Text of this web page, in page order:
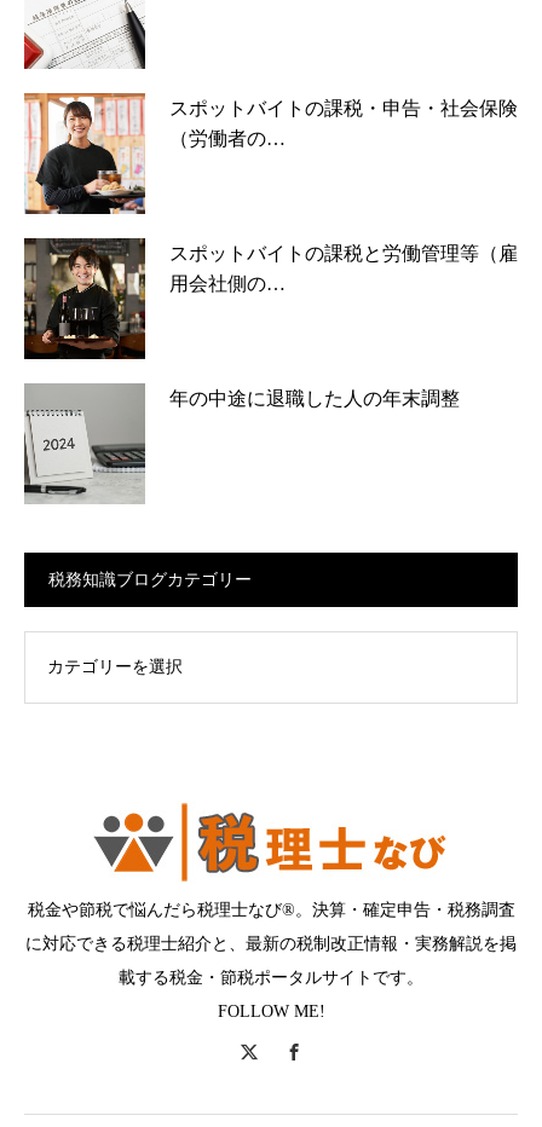
スポットバイトの課税・申告・社会保険
（労働者の…
スポットバイトの課税と労働管理等（雇
用会社側の…
年の中途に退職した人の年末調整
税務知識ブログカテゴリー
税金や節税で悩んだら税理士なび®。決算・確定申告・税務調査
に対応できる税理士紹介と、最新の税制改正情報・実務解説を掲
載する税金・節税ポータルサイトです。
FOLLOW ME!